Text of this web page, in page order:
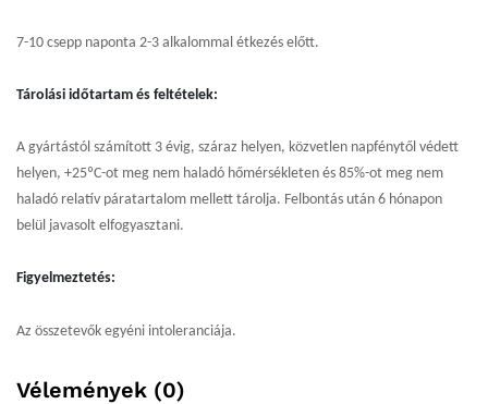
7-10 csepp naponta 2-3 alkalommal étkezés előtt.
Tárolási időtartam és feltételek:
A gyártástól számított 3 évig, száraz helyen, közvetlen napfénytől védett
helyen, +25ºС-ot meg nem haladó hőmérsékleten és 85%-ot meg nem
haladó relatív páratartalom mellett tárolja. Felbontás után 6 hónapon
belül javasolt elfogyasztani.
Figyelmeztetés:
Az összetevők egyéni intoleranciája.
Vélemények (0)